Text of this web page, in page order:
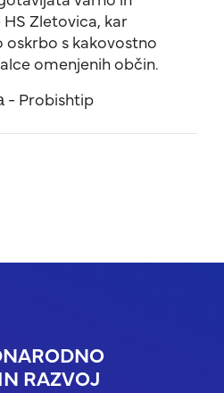
Zletovica, kar
s kakovostno
omenjenih občin.
- Probishtip
RAZVOJ